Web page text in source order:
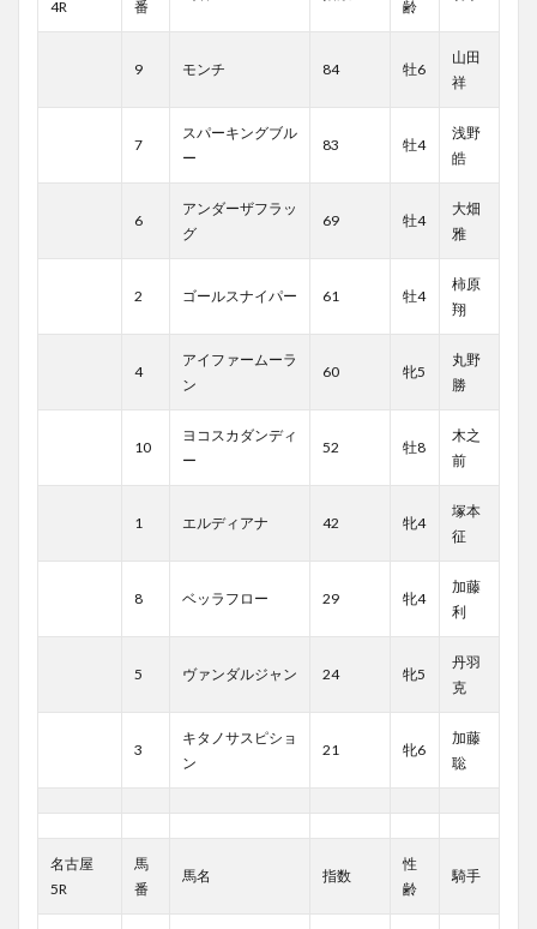
4R 番 齢
9 モンチ 84 牡6
山田
祥
7
スパーキングブル
ー
83 牡4
浅野
皓
6
アンダーザフラッ
グ
69 牡4
大畑
雅
2 ゴールスナイパー 61 牡4
柿原
翔
4
アイファームーラ
ン
60 牝5
丸野
勝
10
ヨコスカダンディ
ー
52 牡8
木之
前
1 エルディアナ 42 牝4
塚本
征
8 ベッラフロー 29 牝4
加藤
利
5 ヴァンダルジャン 24 牝5
丹羽
克
3
キタノサスピショ
ン
21 牝6
加藤
聡
名古屋
5R
馬
番
馬名 指数
性
齢
騎手